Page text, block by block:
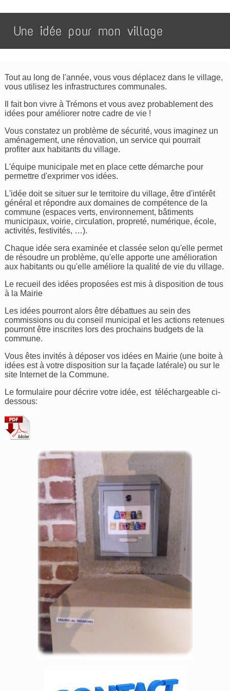
Une idée pour mon village
Tout au long de l'année, vous vous déplacez dans le village,
vous utilisez les infrastructures communales.
Il fait bon vivre à Trémons et vous avez probablement des
idées pour améliorer notre cadre de vie !
Vous constatez un problème de sécurité, vous imaginez un
aménagement, une rénovation, un service qui pourrait
profiter aux habitants du village.
L'équipe municipale met en place cette démarche pour
permettre d'exprimer vos idées.
L'idée doit se situer sur le territoire du village, être d'intérêt
général et répondre aux domaines de compétence de la
commune (espaces verts, environnement, bâtiments
municipaux, voirie, circulation, propreté, numérique, école,
activités, festivités, …).
Chaque idée sera examinée et classée selon qu'elle permet
de résoudre un problème, qu'elle apporte une amélioration
aux habitants ou qu'elle améliore la qualité de vie du village.
Le recueil des idées proposées est mis à disposition de tous
à la Mairie
Les idées pourront alors être débattues au sein des
commissions ou du conseil municipal et les actions retenues
pourront être inscrites lors des prochains budgets de la
commune.
Vous êtes invités à déposer vos idées en Mairie (une boite à
idées est à votre disposition sur la façade latérale) ou sur le
site Internet de la Commune.
Le formulaire pour décrire votre idée, est téléchargeable ci-
dessous: